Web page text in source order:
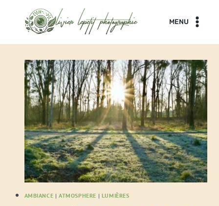
contenu
MENU
AMBIANCE |ATMOSPHERE | LUMIÈRES